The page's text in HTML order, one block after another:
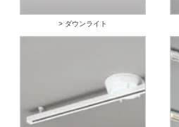
> ダウンライト